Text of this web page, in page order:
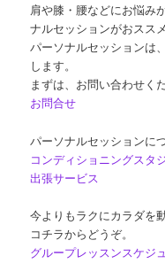
肩や膝・腰などにお悩み
ナルセッションがおススメ
パーソナルセッションは
します。
まずは、お問い合わせくだ
お問合せ
パーソナルセッションに
コンディショニングスタ
出張サービス
今よりもラクにカラダを
コチラからどうぞ。
グループレッスンスケジ